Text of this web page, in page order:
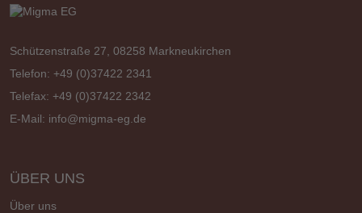
Schützenstraße 27, 08258 Markneukirchen
Telefon: +49 (0)37422 2341
Telefax: +49 (0)37422 2342
E-Mail: info@migma-eg.de
ÜBER UNS
Über uns